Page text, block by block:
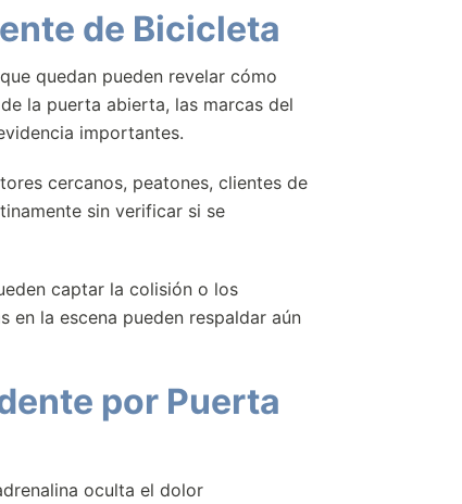
de Bicicleta
quedan pueden revelar cómo
la puerta abierta, las marcas del
importantes.
cercanos, peatones, clientes de
sin verificar si se
captar la colisión o los
en la escena pueden respaldar aún
por Puerta
oculta el dolor